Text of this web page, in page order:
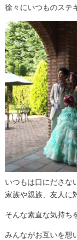
徐々にいつものステ
いつもは口にださな
家族や親族、友人に
そんな素直な気持ち
みんながお互いを想